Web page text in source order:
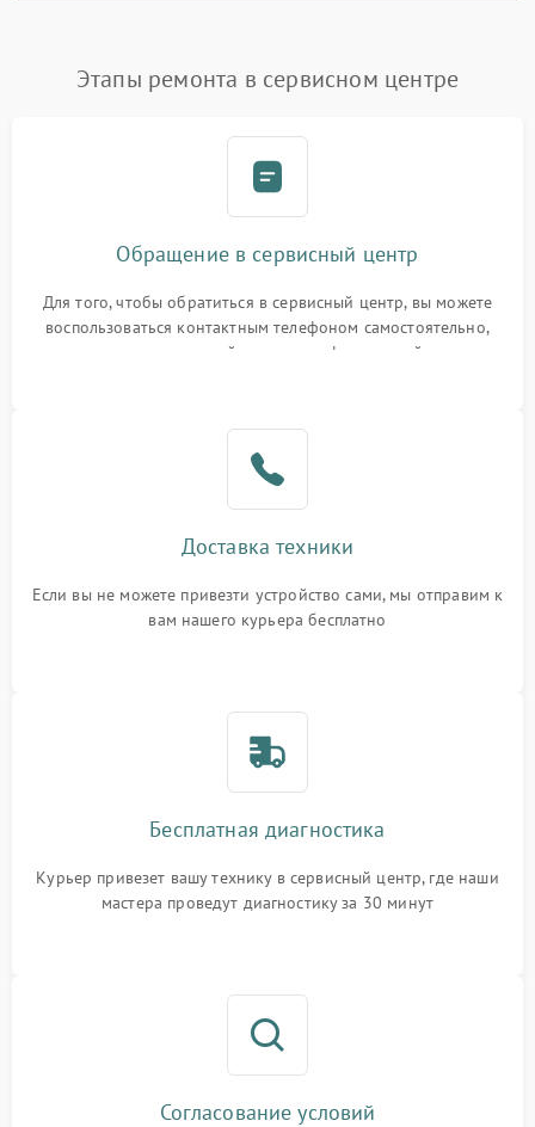
Этапы ремонта в сервисном центре
Обращение в сервисный центр
Для того, чтобы обратиться в сервисный центр, вы можете
воспользоваться контактным телефоном самостоятельно,
или оставить свой номер телефона на сайте
Доставка техники
Если вы не можете привезти устройство сами, мы отправим к
вам нашего курьера бесплатно
Бесплатная диагностика
Курьер привезет вашу технику в сервисный центр, где наши
мастера проведут диагностику за 30 минут
Согласование условий